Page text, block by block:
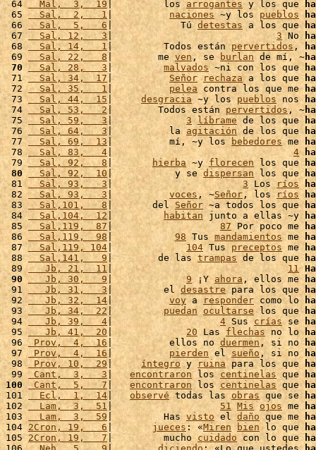
64
  Mal,  3,  19
|         los arrogantes y los que
65
  Sal,  2,   1
| naciones ~y los pueblos
66
  Sal,  5,   6
|            Tú detestas a los que
67
  Sal, 12,   3
| 3 No
68
  Sal, 14,   1
|         Todos están pervertidos ,
69
  Sal, 22,   8
|        me ven , se burlan de mí, ~
70
  Sal, 28,   3
| malvados ~ni con los que
71
  Sal, 34,  17
| Señor rechaza a los que
72
  Sal, 35,   1
| pelea contra los que me
73
  Sal, 44,  15
| desgracia ~y los pueblos nos
74
  Sal, 53,   2
|        Todos están pervertidos, ~
75
  Sal, 59,   3
| 3 líbrame de los que
76
  Sal, 64,   3
|          la agitación de los que
77
  Sal, 69,  13
|          mí, ~y los bebedores me
78
  Sal, 83,   4
| 4
79
  Sal, 92,   8
| hierba ~y florecen los que
80
  Sal, 92,  10
|           y se dispersan los que
81
  Sal, 93,   3
| 3 Los ríos
82
  Sal, 93,   3
| voces , ~Señor , los ríos
83
  Sal,101,   8
|       del Señor ~a todos los que
84
  Sal,104,  12
| habitan junto a ellas ~y
85
  Sal,119,  87
| 87 Por poco me
86
  Sal,119,  98
| 98 Tus mandamientos me
87
  Sal,119, 104
| 104 Tus preceptos me
88
  Sal,141,   9
|        de las trampas de los que
89
   Jb, 21,  11
| 11
90
   Jb, 30,   9
| 9 ¡Y ahora, ellos me
91
   Jb, 31,   3
|         el desastre para los que
92
   Jb, 32,  14
| voy a responder como lo
93
   Jb, 34,  22
| puedan ocultarse los que
94
   Jb, 39,   4
| 4 Sus crías se
95
   Jb, 41,  20
| 20 Las flechas no lo
96 Prov,  4,  16|          ellos no duermen , si no
97
Prov,  4,  16 | pierden el sueño , si no
98 Prov, 10,  29 | íntegro y ruina para los que
99 Cant,  3,   3 | encontraron los centinelas que
100
Cant,  5,   7 | encontraron los centinelas que
101
  Ecl,  1,  14
| observé todas las obras que se
102
  Lam,  3,  51
| 51 Mis ojos me
103
  Lam,  3,  59
|         Has visto el daño que me
104 2Cron, 19,   6 | jueces : «Miren bien lo que
105 2Cron, 19,   7|         mucho cuidado con lo que